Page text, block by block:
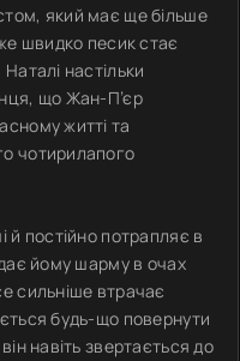
який має ще більше
швидко песик стає
настільки
що Жан-П’єр
житті та
чотирилапого
й постійно потрапляє в
йому шарму в очах
сильніше втрачає
будь-що повернути
навіть звертається до